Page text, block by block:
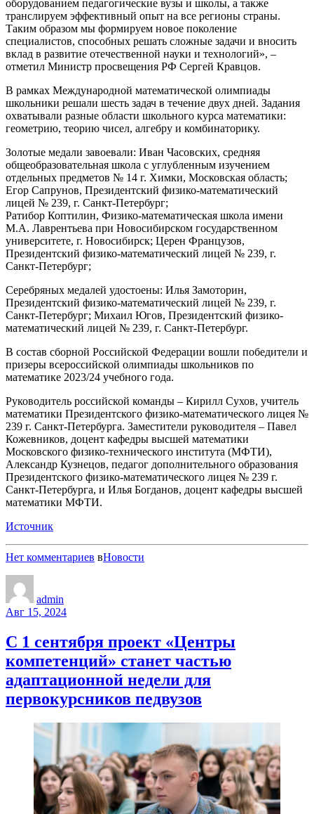
оборудованием педагогические вузы и школы, а также
транслируем эффективный опыт на все регионы страны.
Таким образом мы формируем новое поколение
специалистов, способных решать сложные задачи и вносить
вклад в развитие отечественной науки и технологий», –
отметил Министр просвещения РФ Сергей Кравцов.
В рамках Международной математической олимпиады
школьники решали шесть задач в течение двух дней. Задания
охватывали разные области школьного курса математики:
геометрию, теорию чисел, алгебру и комбинаторику.
Золотые медали завоевали: Иван Часовских, средняя
общеобразовательная школа с углубленным изучением
отдельных предметов № 14 г. Химки, Московская область;
Егор Сапрунов, Президентский физико-математический
лицей № 239, г. Санкт-Петербург;
Ратибор Коптилин, Физико-математическая школа имени
М.А. Лаврентьева при Новосибирском государственном
университете, г. Новосибирск; Церен Французов,
Президентский физико-математический лицей № 239, г.
Санкт-Петербург;
Серебряных медалей удостоены: Илья Замоторин,
Президентский физико-математический лицей № 239, г.
Санкт-Петербург; Михаил Югов, Президентский физико-
математический лицей № 239, г. Санкт-Петербург.
В состав сборной Российской Федерации вошли победители и
призеры всероссийской олимпиады школьников по
математике 2023/24 учебного года.
Руководитель российской команды – Кирилл Сухов, учитель
математики Президентского физико-математического лицея №
239 г. Санкт-Петербурга. Заместители руководителя – Павел
Кожевников, доцент кафедры высшей математики
Московского физико-технического института (МФТИ),
Александр Кузнецов, педагог дополнительного образования
Президентского физико-математического лицея № 239 г.
Санкт-Петербурга, и Илья Богданов, доцент кафедры высшей
математики МФТИ.
Источник
Нет комментариев вНовости
admin
Авг 15, 2024
С 1 сентября проект «Центры
компетенций» станет частью
адаптационной недели для
первокурсников педвузов